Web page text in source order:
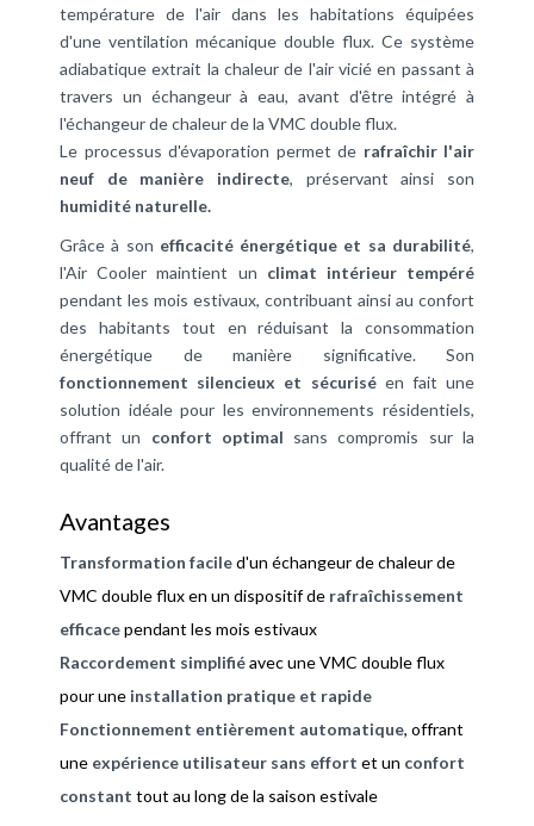
température de l'air dans les habitations équipées
d'une ventilation mécanique double flux. Ce système
adiabatique extrait la chaleur de l'air vicié en passant à
travers un échangeur à eau, avant d'être intégré à
l'échangeur de chaleur de la VMC double flux.
Le processus d'évaporation permet de rafraîchir l'air
neuf de manière indirecte, préservant ainsi son
humidité naturelle.
Grâce à son efficacité énergétique et sa durabilité,
l'Air Cooler maintient un climat intérieur tempéré
pendant les mois estivaux, contribuant ainsi au confort
des habitants tout en réduisant la consommation
énergétique de manière significative. Son
fonctionnement silencieux et sécurisé en fait une
solution idéale pour les environnements résidentiels,
offrant un confort optimal sans compromis sur la
qualité de l'air.
Avantages
Transformation faciled'un échangeur de chaleur de
VMC double flux en un dispositif de rafraîchissement
efficacependant les mois estivaux
Raccordement simplifiéavec une VMC double flux
pour une installation pratique et rapide
Fonctionnement entièrement automatique, offrant
une expérience utilisateur sans effort et un confort
constant tout au long de la saison estivale